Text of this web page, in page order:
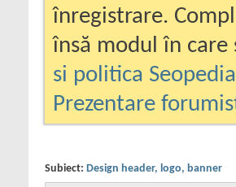
înregistrare.
însă modul în
si politica Seopedia
Prezentare
Subiect: Design header, logo, banner